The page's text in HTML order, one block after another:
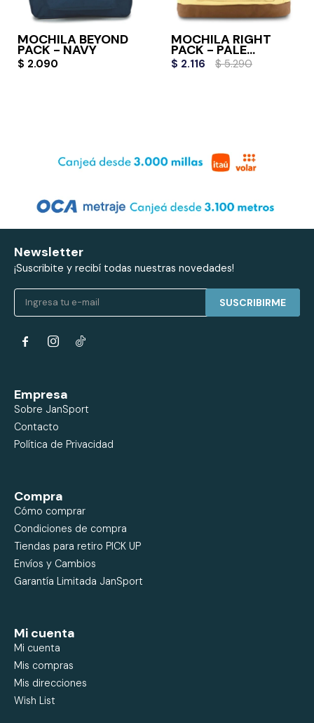
MOCHILA BEYOND
PACK - NAVY
$ 2.090
MOCHILA RIGHT
PACK - PALE
BANANA
$ 2.116 $ 5.290
Newsletter
¡Suscribite y recibí todas nuestras novedades!
SUSCRIBIRME
 
Empresa
Sobre JanSport
Contacto
Política de Privacidad
Compra
Cómo comprar
Condiciones de compra
Tiendas para retiro PICK UP
Envíos y Cambios
Garantía Limitada JanSport
Mi cuenta
Mi cuenta
Mis compras
Mis direcciones
Wish List